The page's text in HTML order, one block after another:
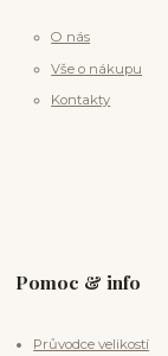
O nás
Vše o nákupu
Kontakty
Pomoc & info
Průvodce velikostí